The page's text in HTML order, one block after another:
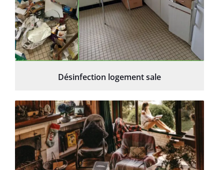
Désinfection logement sale